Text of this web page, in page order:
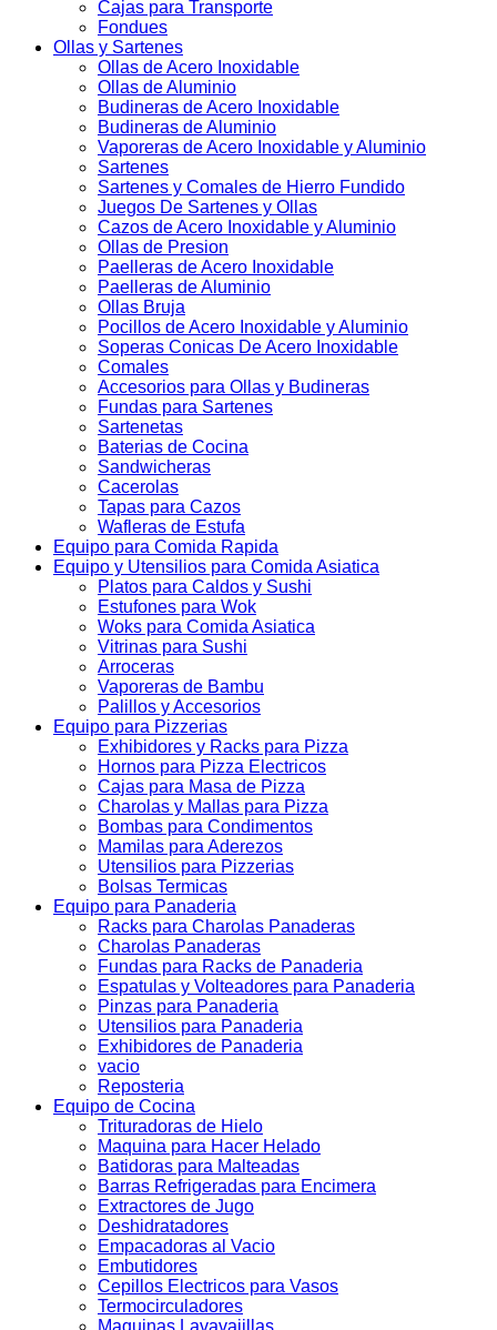
Cajas para Transporte
Fondues
Ollas y Sartenes
Ollas de Acero Inoxidable
Ollas de Aluminio
Budineras de Acero Inoxidable
Budineras de Aluminio
Vaporeras de Acero Inoxidable y Aluminio
Sartenes
Sartenes y Comales de Hierro Fundido
Juegos De Sartenes y Ollas
Cazos de Acero Inoxidable y Aluminio
Ollas de Presion
Paelleras de Acero Inoxidable
Paelleras de Aluminio
Ollas Bruja
Pocillos de Acero Inoxidable y Aluminio
Soperas Conicas De Acero Inoxidable
Comales
Accesorios para Ollas y Budineras
Fundas para Sartenes
Sartenetas
Baterias de Cocina
Sandwicheras
Cacerolas
Tapas para Cazos
Wafleras de Estufa
Equipo para Comida Rapida
Equipo y Utensilios para Comida Asiatica
Platos para Caldos y Sushi
Estufones para Wok
Woks para Comida Asiatica
Vitrinas para Sushi
Arroceras
Vaporeras de Bambu
Palillos y Accesorios
Equipo para Pizzerias
Exhibidores y Racks para Pizza
Hornos para Pizza Electricos
Cajas para Masa de Pizza
Charolas y Mallas para Pizza
Bombas para Condimentos
Mamilas para Aderezos
Utensilios para Pizzerias
Bolsas Termicas
Equipo para Panaderia
Racks para Charolas Panaderas
Charolas Panaderas
Fundas para Racks de Panaderia
Espatulas y Volteadores para Panaderia
Pinzas para Panaderia
Utensilios para Panaderia
Exhibidores de Panaderia
vacio
Reposteria
Equipo de Cocina
Trituradoras de Hielo
Maquina para Hacer Helado
Batidoras para Malteadas
Barras Refrigeradas para Encimera
Extractores de Jugo
Deshidratadores
Empacadoras al Vacio
Embutidores
Cepillos Electricos para Vasos
Termocirculadores
Maquinas Lavavajillas